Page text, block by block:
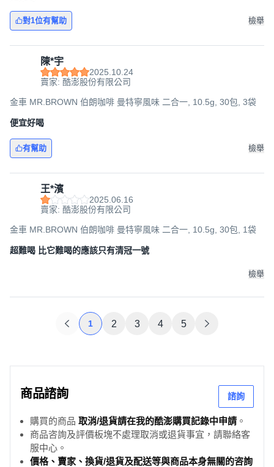
對1位有幫助 檢舉
陳*宇
2025.10.24
賣家: 酷澎股份有限公司
金車 MR.BROWN 伯朗咖啡 曼特寧風味 二合一, 10.5g, 30包, 3袋
便宜好喝
有幫助 檢舉
王*濱
2025.06.16
賣家: 酷澎股份有限公司
金車 MR.BROWN 伯朗咖啡 曼特寧風味 二合一, 10.5g, 30包, 1袋
超難喝 比它難喝的應該只有清冠一號
檢舉
1 2 3 4 5
商品諮詢 諮詢
購買的商品 取消/退貨請在我的酷澎購買記錄中申請 。
商品咨詢及評價板塊不處理取消或退貨事宜，請聯絡客
服中心。
價格、賣家、換貨/退貨及配送等與商品本身無關的咨詢